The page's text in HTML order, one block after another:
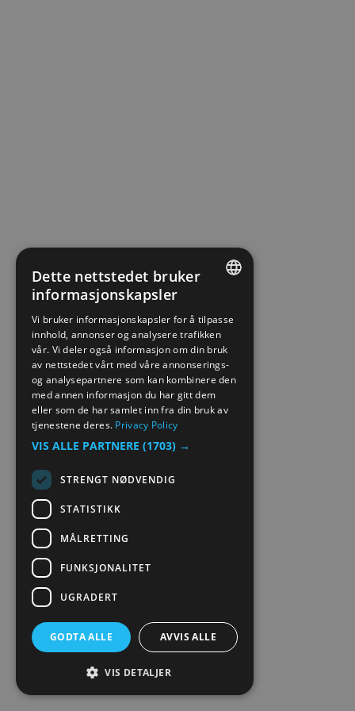
NORWEGIAN
GERMAN
Dette nettstedet bruker
informasjonskapsler
Vi bruker informasjonskapsler for å tilpasse
innhold, annonser og analysere trafikken
vår. Vi deler også informasjon om din bruk
av nettstedet vårt med våre annonserings-
og analysepartnere som kan kombinere den
med annen informasjon du har gitt dem
eller som de har samlet inn fra din bruk av
tjenestene deres. Privacy Policy
VIS ALLE PARTNERE (1703) →
STRENGT NØDVENDIG
STATISTIKK
MÅLRETTING
FUNKSJONALITET
UGRADERT
GODTA ALLE AVVIS ALLE
VIS DETALJER